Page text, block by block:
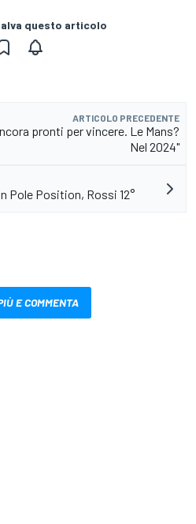
questo articolo
ARTICOLO PRECEDENTE
pronti per vincere. Le Mans?
Nel 2024"
Pole Position, Rossi 12°
E COMMENTA